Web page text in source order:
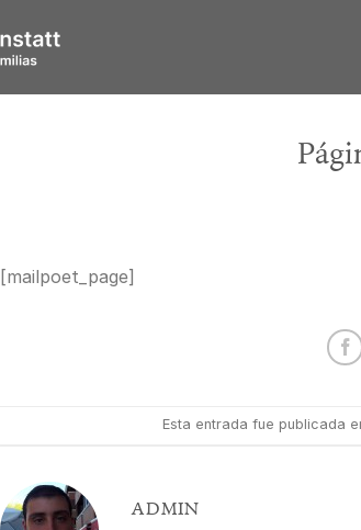
[mailpoet_page]
Esta entrada fue publicada
ADMIN